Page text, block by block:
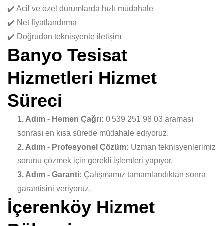
✔️ Acil ve özel durumlarda hızlı müdahale
✔️ Net fiyatlandırma
✔️ Doğrudan teknisyenle iletişim
Banyo Tesisat
Hizmetleri Hizmet
Süreci
1. Adım - Hemen Çağrı: 0 539 251 98 03 araması
sonrası en kısa sürede müdahale ediyoruz.
2. Adım - Profesyonel Çözüm: Uzman teknisyenlerimiz
sorunu çözmek için gerekli işlemleri yapıyor.
3. Adım - Garanti: Çalışmamız tamamlandıktan sonra
garantisini veriyoruz.
İçerenköy Hizmet